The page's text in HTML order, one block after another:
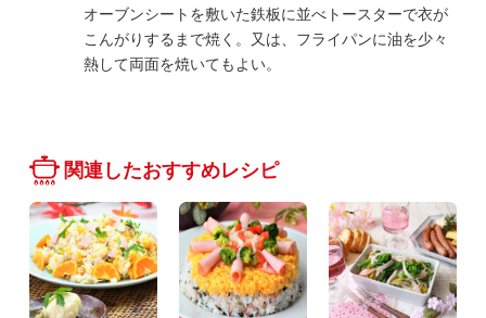
オーブンシートを敷いた鉄板に並べトースターで衣が
こんがりするまで焼く。又は、フライパンに油を少々
熱して両面を焼いてもよい。
関連したおすすめレシピ